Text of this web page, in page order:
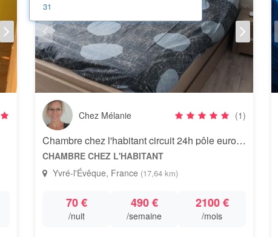
Chez Mélanie (1)
Chambre chez l'habitant circuit 24h pôle européen du cheval
CHAMBRE CHEZ L'HABITANT
Yvré-l'Évêque, France (17,64 km)
70 €
/nuit
490 €
/semaine
2100 €
/mois
31